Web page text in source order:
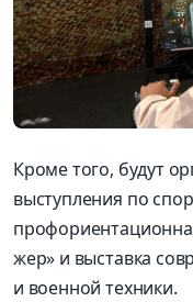
Кроме того, будут
выступления по
жер» и выставка
и военной техники.